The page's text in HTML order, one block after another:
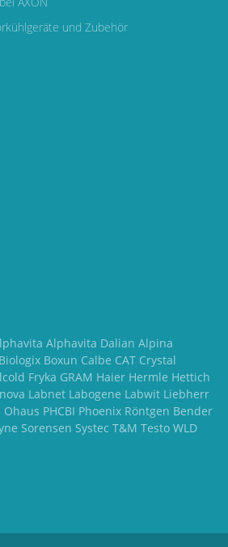
und Zubehör
Alphavita Dalian Alpina
Boxun Calbe CAT Crystal
Fryka GRAM Haier Hermle Hettich
Labnet Labogene Labwit Liebherr
PHCBI Phoenix Röntgen Bender
Sorensen Systec T&M Testo WLD